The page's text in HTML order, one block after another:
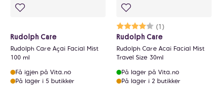
Rudolph Care
Rudolph Care Açai Facial Mist
100 ml
Få igjen på Vita.no
På lager i 5 butikker
Karakter:
(1)
4.0 av 5 mulige
Rudolph Care
Rudolph Care Acai Facial Mist
Travel Size 30ml
På lager på Vita.no
På lager i 2 butikker